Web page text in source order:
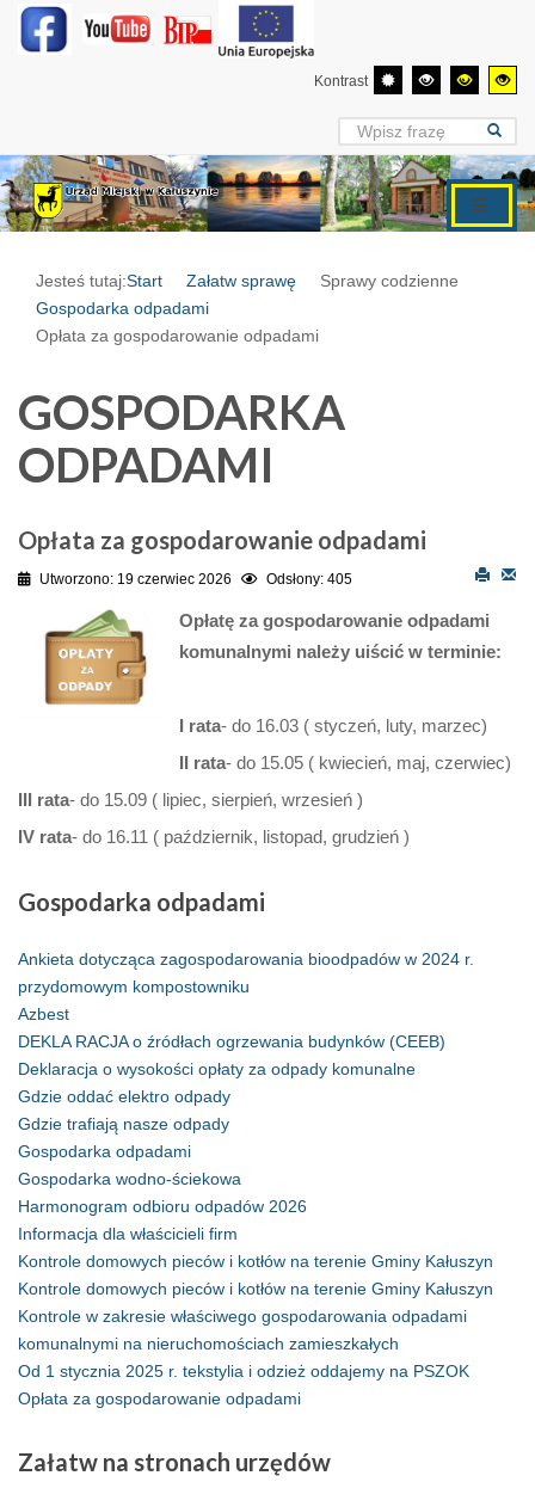
Kontrast
Jesteś tutaj:Start Załatw sprawę
Sprawy codzienne
Gospodarka odpadami
Opłata za gospodarowanie odpadami
GOSPODARKA
ODPADAMI
Opłata za gospodarowanie odpadami
Utworzono: 19 czerwiec 2026 Odsłony: 405
Opłatę za gospodarowanie odpadami
komunalnymi należy uiścić w terminie:
I rata- do 16.03 ( styczeń, luty, marzec)
II rata- do 15.05 ( kwiecień, maj, czerwiec)
III rata- do 15.09 ( lipiec, sierpień, wrzesień )
IV rata- do 16.11 ( październik, listopad, grudzień )
Gospodarka odpadami
Ankieta dotycząca zagospodarowania bioodpadów w 2024 r.
przydomowym kompostowniku
Azbest
DEKLA RACJA o źródłach ogrzewania budynków (CEEB)
Deklaracja o wysokości opłaty za odpady komunalne
Gdzie oddać elektro odpady
Gdzie trafiają nasze odpady
Gospodarka odpadami
Gospodarka wodno-ściekowa
Harmonogram odbioru odpadów 2026
Informacja dla właścicieli firm
Kontrole domowych pieców i kotłów na terenie Gminy Kałuszyn
Kontrole domowych pieców i kotłów na terenie Gminy Kałuszyn
Kontrole w zakresie właściwego gospodarowania odpadami
komunalnymi na nieruchomościach zamieszkałych
Od 1 stycznia 2025 r. tekstylia i odzież oddajemy na PSZOK
Opłata za gospodarowanie odpadami
Załatw na stronach urzędów